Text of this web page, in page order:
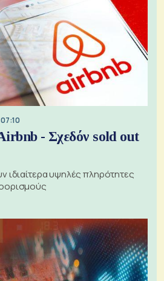
- Σχεδόν sold out
ιδιαίτερα υψηλές πληρότητες